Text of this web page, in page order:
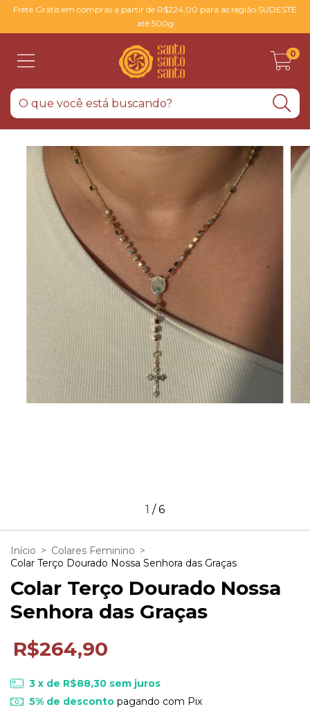
Frete Grátis em compras a partir de R$224,00 para as região SUDESTE
até 500g
0
1 /6
Início > Colares Feminino >
Colar Terço Dourado Nossa Senhora das Graças
Colar Terço Dourado Nossa
Senhora das Graças
R$264,90
3 x de R$88,30 sem juros
5% de descontopagando com Pix